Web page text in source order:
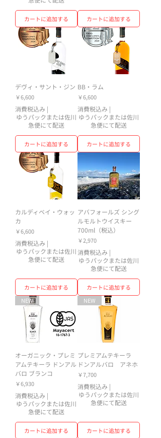
カートに追加する カートに追加する
デヴィ・サント・ジン
価格
￥6,600
消費税込み |
ゆうパックまたは佐川
急便にて配送
カートに追加する
BB・ラム
価格
￥6,600
消費税込み |
ゆうパックまたは佐川
急便にて配送
カートに追加する
カルディベイ・ウォッ
カ
価格
￥6,600
消費税込み |
ゆうパックまたは佐川
急便にて配送
カートに追加する
アバフォールズ シング
ルモルトウイスキー
700ml（税込）
価格
￥2,970
消費税込み |
ゆうパックまたは佐川
急便にて配送
カートに追加する
NEW
オーガニック・プレミ
アムテキーラ ドンアル
バロ ブランコ
価格
￥6,930
消費税込み |
ゆうパックまたは佐川
急便にて配送
カートに追加する
NEW
プレミアムテキーラ
ドンアルバロ アネホ
価格
￥7,700
消費税込み |
ゆうパックまたは佐川
急便にて配送
カートに追加する